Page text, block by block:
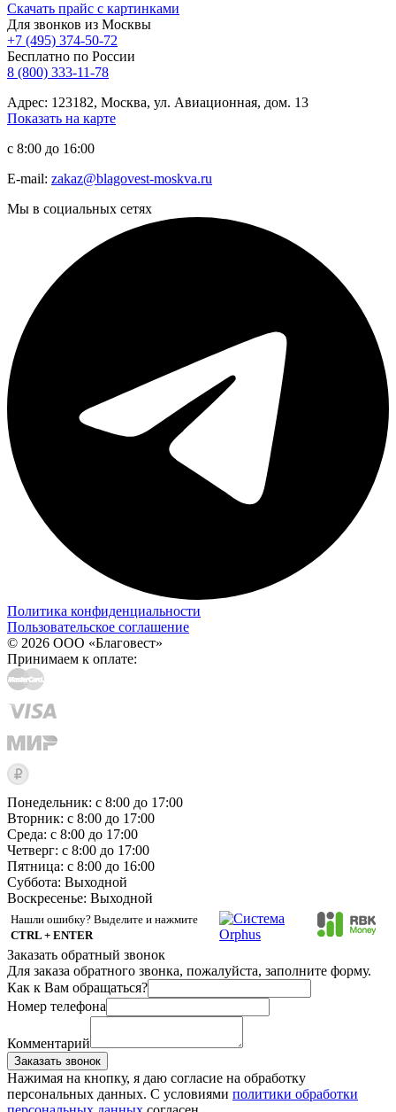
Скачать прайс с картинками
Для звонков из Москвы
+7 (495) 374-50-72
Бесплатно по России
8 (800) 333-11-78
Адрес: 123182, Москва, ул. Авиационная, дом. 13
Показать на карте
с 8:00 до 16:00
E-mail: zakaz@blagovest-moskva.ru
Мы в социальных сетях
Политика конфиденциальности
Пользовательское соглашение
© 2026 ООО «Благовест»
Принимаем к оплате:
Понедельник: с 8:00 до 17:00
Вторник: с 8:00 до 17:00
Среда: с 8:00 до 17:00
Четверг: с 8:00 до 17:00
Пятница: с 8:00 до 16:00
Суббота: Выходной
Воскресенье: Выходной
Нашли ошибку? Выделите и нажмите
CTRL + ENTER
Заказать обратный звонок
Для заказа обратного звонка, пожалуйста, заполните форму.
Как к Вам обращаться?
Номер телефона
Комментарий
Заказать звонок
Нажимая на кнопку, я даю согласие на обработку
персональных данных. С условиями политики обработки